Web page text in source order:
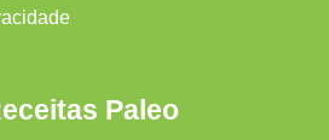
Paleo